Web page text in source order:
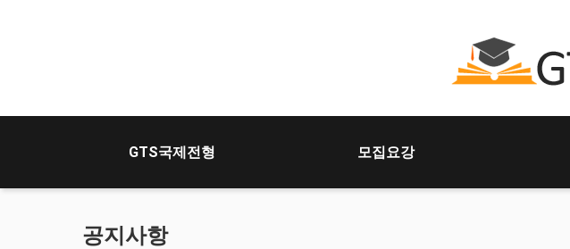
GTS국제전형 모집요강
공지사항